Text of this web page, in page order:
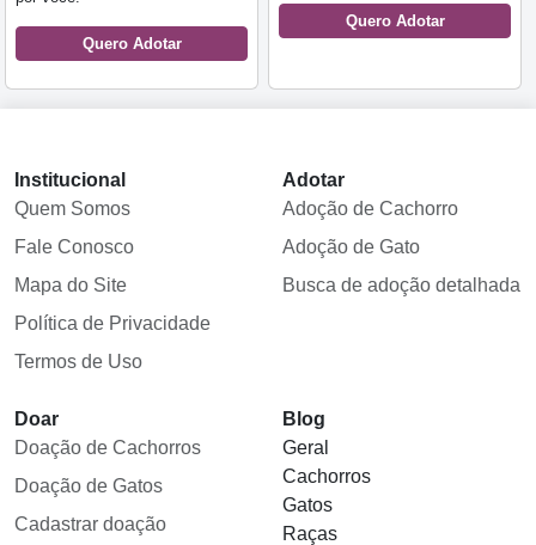
Quero Adotar
Quero Adotar
Institucional
Quem Somos
Fale Conosco
Mapa do Site
Política de Privacidade
Termos de Uso
Adotar
Adoção de Cachorro
Adoção de Gato
Busca de adoção detalhada
Doar
Doação de Cachorros
Doação de Gatos
Cadastrar doação
Blog
Geral
Cachorros
Gatos
Raças